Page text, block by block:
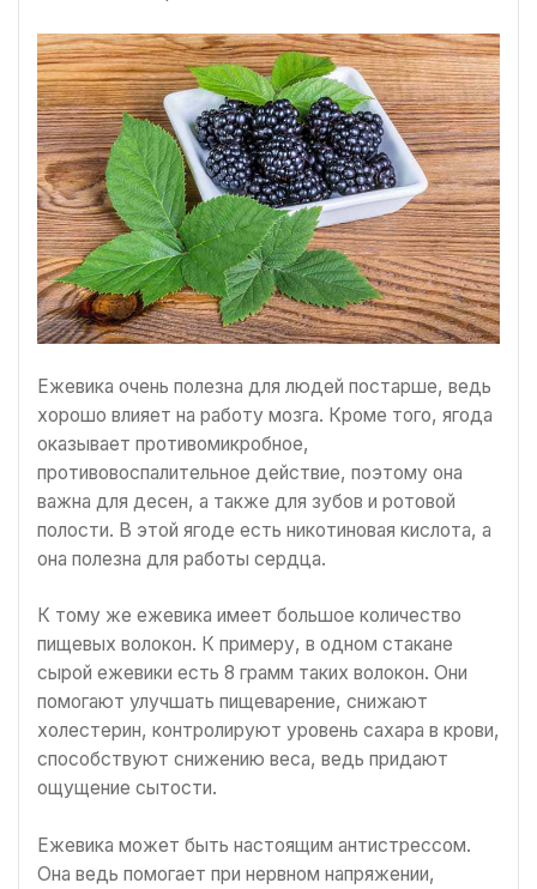
Ежевика очень полезна для людей постарше, ведь
хорошо влияет на работу мозга. Кроме того, ягода
оказывает противомикробное,
противовоспалительное действие, поэтому она
важна для десен, а также для зубов и ротовой
полости. В этой ягоде есть никотиновая кислота, а
она полезна для работы сердца.
К тому же ежевика имеет большое количество
пищевых волокон. К примеру, в одном стакане
сырой ежевики есть 8 грамм таких волокон. Они
помогают улучшать пищеварение, снижают
холестерин, контролируют уровень сахара в крови,
способствуют снижению веса, ведь придают
ощущение сытости.
Ежевика может быть настоящим антистрессом.
Она ведь помогает при нервном напряжении,